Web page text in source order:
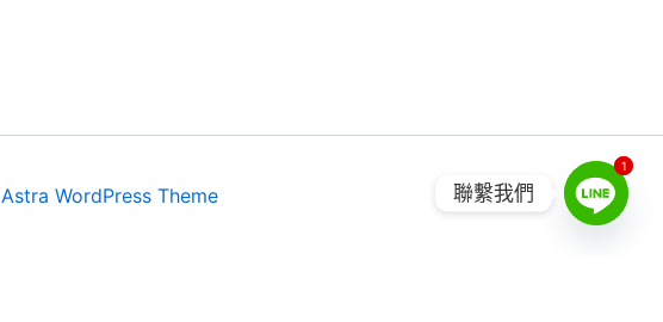
Astra WordPress Theme 聯繫我們
11